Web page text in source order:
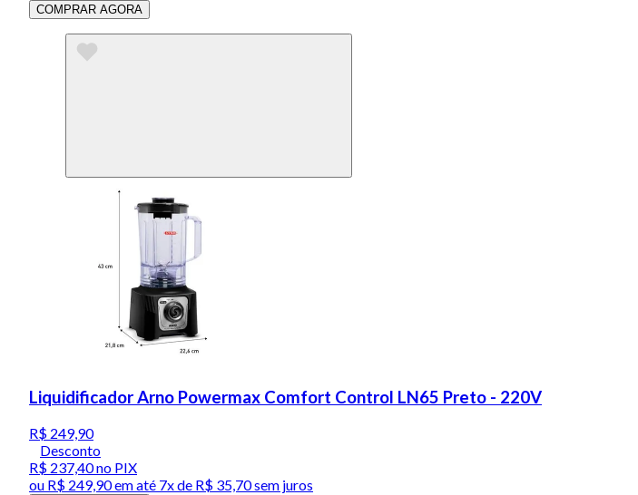
COMPRAR AGORA
Liquidificador Arno Powermax Comfort Control LN65 Preto - 220V
R$ 249,90
Desconto
R$ 237,40no PIX
ou R$ 249,90em até 7x de R$ 35,70 sem juros